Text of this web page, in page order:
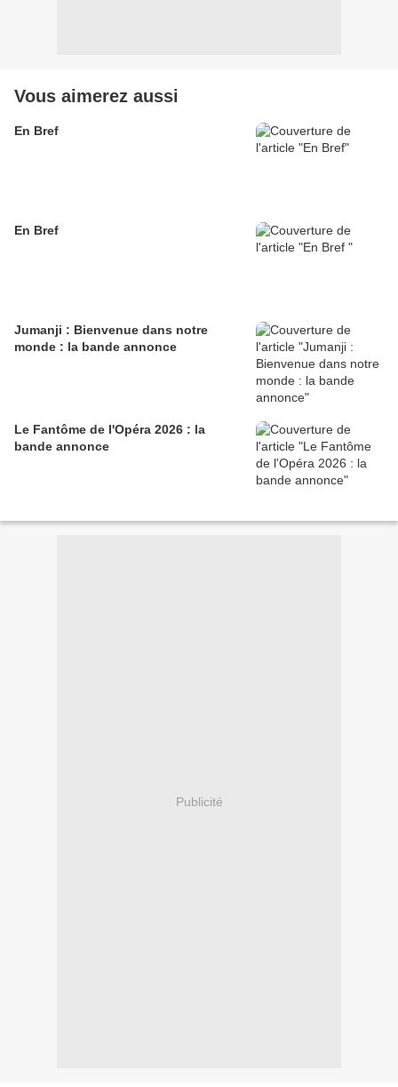
Vous aimerez aussi
En Bref
En Bref
Jumanji : Bienvenue dans notre
monde : la bande annonce
Le Fantôme de l'Opéra 2026 : la
bande annonce
Publicité